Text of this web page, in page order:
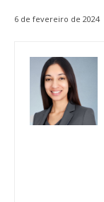
6 de fevereiro de 2024